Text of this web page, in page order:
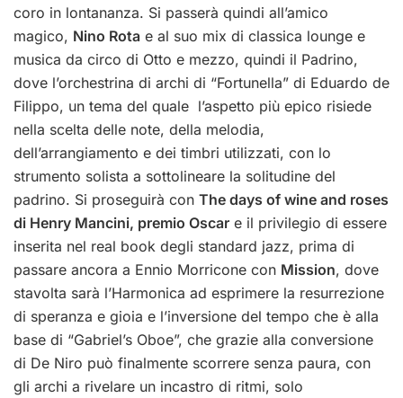
coro in lontananza. Si passerà quindi all’amico
magico, Nino Rota e al suo mix di classica lounge e
musica da circo di Otto e mezzo, quindi il Padrino,
dove l’orchestrina di archi di “Fortunella” di Eduardo de
Filippo, un tema del quale l’aspetto più epico risiede
nella scelta delle note, della melodia,
dell’arrangiamento e dei timbri utilizzati, con lo
strumento solista a sottolineare la solitudine del
padrino. Si proseguirà con The days of wine and roses
di Henry Mancini, premio Oscar e il privilegio di essere
inserita nel real book degli standard jazz, prima di
passare ancora a Ennio Morricone con Mission, dove
stavolta sarà l’Harmonica ad esprimere la resurrezione
di speranza e gioia e l’inversione del tempo che è alla
base di “Gabriel’s Oboe”, che grazie alla conversione
di De Niro può finalmente scorrere senza paura, con
gli archi a rivelare un incastro di ritmi, solo